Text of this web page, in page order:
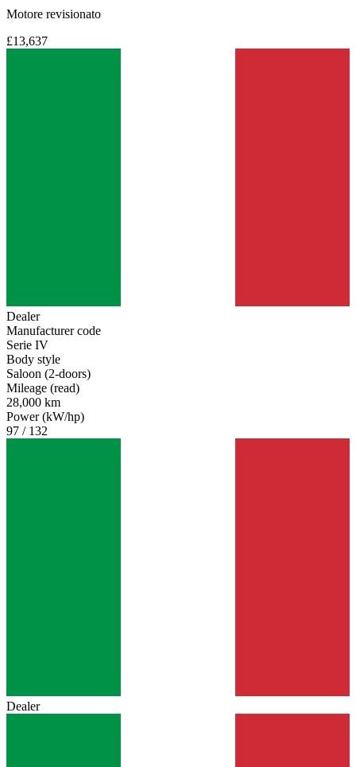
Motore revisionato
£13,637
Dealer
Manufacturer code
Serie IV
Body style
Saloon (2-doors)
Mileage (read)
28,000 km
Power (kW/hp)
97 / 132
Dealer